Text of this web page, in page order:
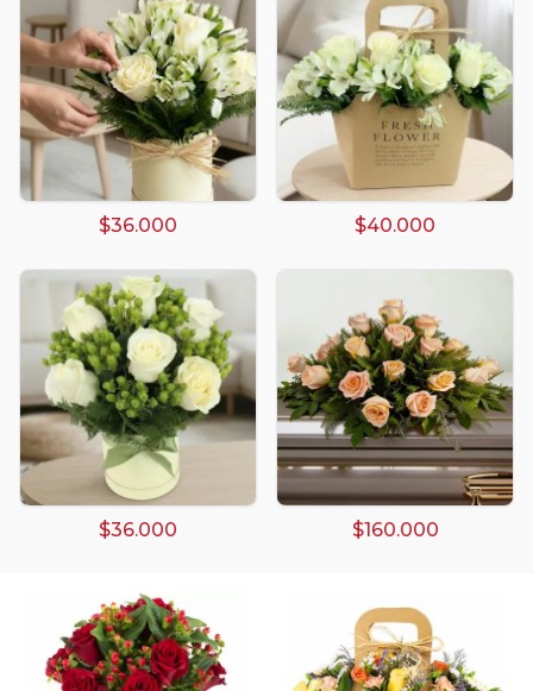
$36.000 $40.000
$36.000 $160.000
Arreglos damasco
Arreglos de Globos
Arreglos Florales
Arreglos florales amarillos
Arreglos florales de color rojo
Arreglos Florales de Cumpleaños
Arreglos florales en tono blanco
Arreglos florales en tono lila